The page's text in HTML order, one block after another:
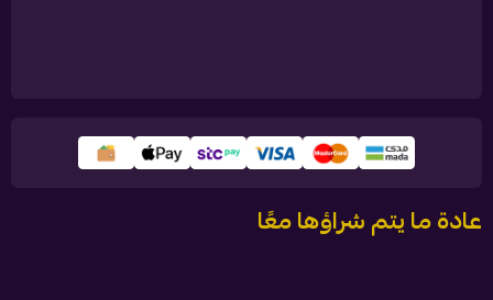
عادة ما يتم شراؤها معًا